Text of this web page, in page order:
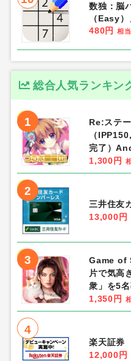
数独：脳
（Easy
480円
相当
総合人気ランキン
1
Re:ステ
（
完了）
1,300円
2
三井住友
13,000円
3
Game of
片で気高
衆」を5
1,350円
4
楽天証券
12,000円